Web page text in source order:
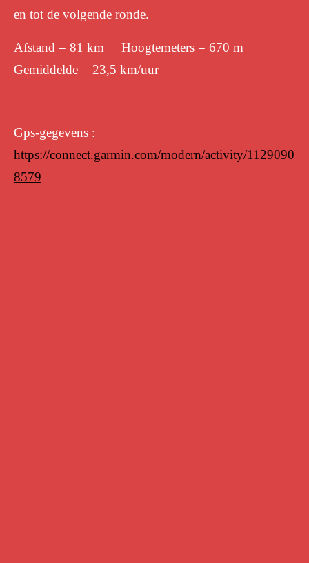
en tot de volgende ronde.
Afstand = 81 km Hoogtemeters = 670 m
Gemiddelde = 23,5 km/uur
Gps-gegevens :
https://connect.garmin.com/modern/activity/1129090
8579